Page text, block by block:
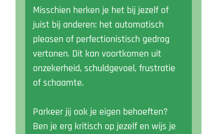
Misschien herken je het bij jezelf of
juist bij anderen: het automatisch
pleasen of perfectionistisch gedrag
vertonen. Dit kan voortkomen uit
onzekerheid, schuldgevoel, frustratie
of schaamte.
Parkeer jij ook je eigen behoeften?
Ben je erg kritisch op jezelf en wijs je